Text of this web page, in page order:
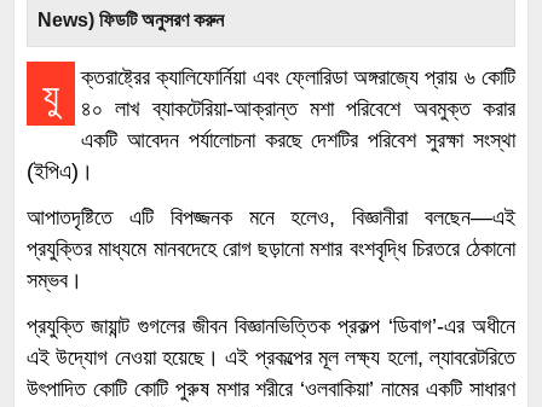
News) ফিডটি অনুসরণ করুন
যু
ক্তরাষ্ট্রের ক্যালিফোর্নিয়া এবং ফ্লোরিডা অঙ্গরাজ্যে প্রায় ৬ কোটি
৪০ লাখ ব্যাকটেরিয়া-আক্রান্ত মশা পরিবেশে অবমুক্ত করার
একটি আবেদন পর্যালোচনা করছে দেশটির পরিবেশ সুরক্ষা সংস্থা
(ইপিএ)।
আপাতদৃষ্টিতে এটি বিপজ্জনক মনে হলেও, বিজ্ঞানীরা বলছেন—এই
প্রযুক্তির মাধ্যমে মানবদেহে রোগ ছড়ানো মশার বংশবৃদ্ধি চিরতরে ঠেকানো
সম্ভব।
প্রযুক্তি জায়ান্ট গুগলের জীবন বিজ্ঞানভিত্তিক প্রকল্প ‘ডিবাগ’-এর অধীনে
এই উদ্যোগ নেওয়া হয়েছে। এই প্রকল্পের মূল লক্ষ্য হলো, ল্যাবরেটরিতে
উৎপাদিত কোটি কোটি পুরুষ মশার শরীরে ‘ওলবাকিয়া’ নামের একটি সাধারণ